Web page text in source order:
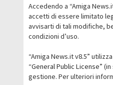
Accedendo a “Amiga
accetti di essere limitato
avvisarti di tali modifiche,
condizioni d’uso.
“Amiga News.it v8.5”
“General Public License”
gestione. Per ulteriori